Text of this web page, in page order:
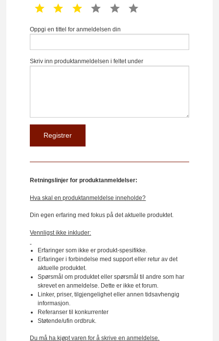
1 star 2 star 3 star 4 star 5 star
Oppgi en tittel for anmeldelsen din
Skriv inn produktanmeldelsen i feltet under
Retningslinjer for produktanmeldelser:
Hva skal en produktanmeldelse inneholde?
Din egen erfaring med fokus på det aktuelle produktet.
Vennligst ikke inkluder:
Erfaringer som ikke er produkt-spesifikke.
Erfaringer i forbindelse med support eller retur av det
aktuelle produktet.
Spørsmål om produktet eller spørsmål til andre som har
skrevet en anmeldelse. Dette er ikke et forum.
Linker, priser, tilgjengelighet eller annen tidsavhengig
informasjon.
Referanser til konkurrenter
Støtende/ufin ordbruk.
Du må ha kjøpt varen for å skrive en anmeldelse.